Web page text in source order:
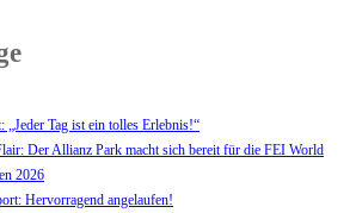
Tag ist ein tolles Erlebnis!“
Der Allianz Park macht sich bereit für die FEI World
2026
Hervorragend angelaufen!